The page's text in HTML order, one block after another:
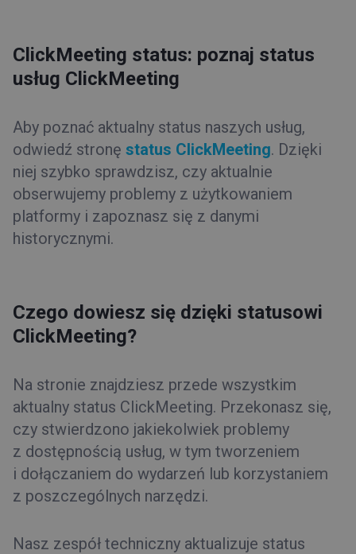
Typy wydarzeń
Rady i wskazówki
ClickMeeting status: poznaj status
usług ClickMeeting
Aby poznać aktualny status naszych usług,
odwiedź stronę status ClickMeeting. Dzięki
niej szybko sprawdzisz, czy aktualnie
obserwujemy problemy z użytkowaniem
platformy i zapoznasz się z danymi
historycznymi.
Czego dowiesz się dzięki statusowi
ClickMeeting?
Na stronie znajdziesz przede wszystkim
aktualny status ClickMeeting. Przekonasz się,
czy stwierdzono jakiekolwiek problemy
z dostępnością usług, w tym tworzeniem
i dołączaniem do wydarzeń lub korzystaniem
z poszczególnych narzędzi.
Nasz zespół techniczny aktualizuje status